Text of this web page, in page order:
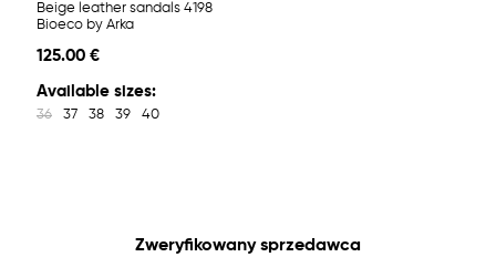
Beige leather sandals 4198
Bioeco by Arka
125.00 €
Available sizes:
36 37 38 39 40
Zweryfikowany sprzedawca